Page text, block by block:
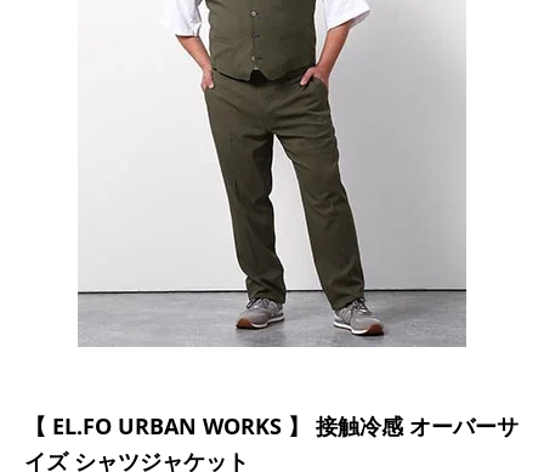
【 EL.FO URBAN WORKS 】 接触冷感 オーバーサ
イズ シャツジャケット